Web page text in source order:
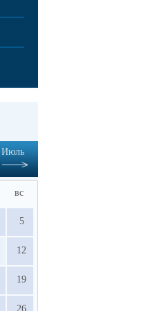
Июль
вс
5
12
19
26